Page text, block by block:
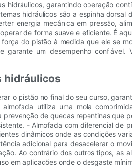
hidráulicos, garantindo operação
hidráulicos são a espinha
energia mecânica em pressão,
de forma suave e eficiente. É
do pistão à medida que ele se
um desempenho
hidráulicos
o pistão no final do seu curso,
utiliza uma mola
de quedas repentinas que
- Almofada com diferencial de
dinâmicos onde as condições
adicional para desacelerar o
Ao contrário dos outros tipos, as
em aplicações onde o desgaste